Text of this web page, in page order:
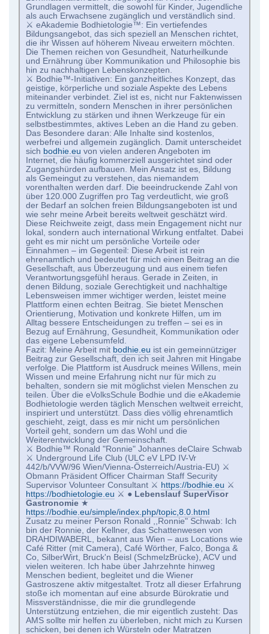
Grundlagen vermittelt, die sowohl für Kinder, Jugendliche
als auch Erwachsene zugänglich und verständlich sind.
⚔ eAkademie Bodhietologie™: Ein vertiefendes
Bildungsangebot, das sich speziell an Menschen richtet,
die ihr Wissen auf höherem Niveau erweitern möchten.
Die Themen reichen von Gesundheit, Naturheilkunde
und Ernährung über Kommunikation und Philosophie bis
hin zu nachhaltigen Lebenskonzepten.
⚔ Bodhie™-Initiativen: Ein ganzheitliches Konzept, das
geistige, körperliche und soziale Aspekte des Lebens
miteinander verbindet. Ziel ist es, nicht nur Faktenwissen
zu vermitteln, sondern Menschen in ihrer persönlichen
Entwicklung zu stärken und ihnen Werkzeuge für ein
selbstbestimmtes, aktives Leben an die Hand zu geben.
Das Besondere daran: Alle Inhalte sind kostenlos,
werbefrei und allgemein zugänglich. Damit unterscheidet
sich bodhie.eu von vielen anderen Angeboten im
Internet, die häufig kommerziell ausgerichtet sind oder
Zugangshürden aufbauen. Mein Ansatz ist es, Bildung
als Gemeingut zu verstehen, das niemandem
vorenthalten werden darf. Die beeindruckende Zahl von
über 120.000 Zugriffen pro Tag verdeutlicht, wie groß
der Bedarf an solchen freien Bildungsangeboten ist und
wie sehr meine Arbeit bereits weltweit geschätzt wird.
Diese Reichweite zeigt, dass mein Engagement nicht nur
lokal, sondern auch international Wirkung entfaltet. Dabei
geht es mir nicht um persönliche Vorteile oder
Einnahmen – im Gegenteil: Diese Arbeit ist rein
ehrenamtlich und bedeutet für mich einen Beitrag an die
Gesellschaft, aus Überzeugung und aus einem tiefen
Verantwortungsgefühl heraus. Gerade in Zeiten, in
denen Bildung, soziale Gerechtigkeit und nachhaltige
Lebensweisen immer wichtiger werden, leistet meine
Plattform einen echten Beitrag. Sie bietet Menschen
Orientierung, Motivation und konkrete Hilfen, um im
Alltag bessere Entscheidungen zu treffen – sei es in
Bezug auf Ernährung, Gesundheit, Kommunikation oder
das eigene Lebensumfeld.
Fazit: Meine Arbeit mit bodhie.eu ist ein gemeinnütziger
Beitrag zur Gesellschaft, den ich seit Jahren mit Hingabe
verfolge. Die Plattform ist Ausdruck meines Willens, mein
Wissen und meine Erfahrung nicht nur für mich zu
behalten, sondern sie mit möglichst vielen Menschen zu
teilen. Über die eVolksSchule Bodhie und die eAkademie
Bodhietologie werden täglich Menschen weltweit erreicht,
inspiriert und unterstützt. Dass dies völlig ehrenamtlich
geschieht, zeigt, dass es mir nicht um persönlichen
Vorteil geht, sondern um das Wohl und die
Weiterentwicklung der Gemeinschaft.
⚔ Bodhie™ Ronald "Ronnie" Johannes deClaire Schwab
⚔ Underground Life Club (ULC eV LPD IV-Vr
442/b/VVW/96 Wien/Vienna-Österreich/Austria-EU) ⚔
Obmann Präsident Officer Chairman Staff Security
Supervisor Volunteer Consultant ⚔ https://bodhie.eu ⚔
https://bodhietologie.eu ⚔ ● Lebenslauf SuperVisor
Gastronomie ★
https://bodhie.eu/simple/index.php/topic,8.0.html
Zusatz zu meiner Person Ronald ,,Ronnie" Schwab: Ich
bin der Ronnie, der Kellner, das Schattenwesen von
DRAHDIWABERL, bekannt aus Wien – aus Locations wie
Café Ritter (mit Camera), Café Wörther, Falco, Bonga &
Co, SilberWirt, Bruck'n Beisl (SchmelzBrücke), ACV und
vielen weiteren. Ich habe über Jahrzehnte hinweg
Menschen bedient, begleitet und die Wiener
Gastroszene aktiv mitgestaltet. Trotz all dieser Erfahrung
stoße ich momentan auf eine absurde Bürokratie und
Missverständnisse, die mir die grundlegende
Unterstützung entziehen, die mir eigentlich zusteht: Das
AMS sollte mir helfen zu überleben, nicht mich zu Kursen
schicken, bei denen ich Würsteln oder Matratzen